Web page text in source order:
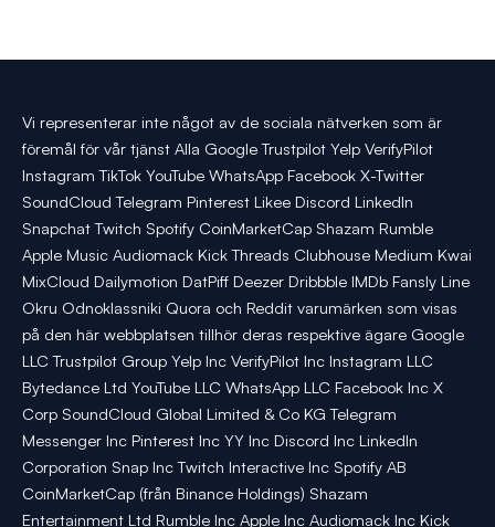
Vi representerar inte något av de sociala nätverken som är
föremål för vår tjänst Alla Google Trustpilot Yelp VerifyPilot
Instagram TikTok YouTube WhatsApp Facebook X-Twitter
SoundCloud Telegram Pinterest Likee Discord LinkedIn
Snapchat Twitch Spotify CoinMarketCap Shazam Rumble
Apple Music Audiomack Kick Threads Clubhouse Medium Kwai
MixCloud Dailymotion DatPiff Deezer Dribbble IMDb Fansly Line
Okru Odnoklassniki Quora och Reddit varumärken som visas
på den här webbplatsen tillhör deras respektive ägare Google
LLC Trustpilot Group Yelp Inc VerifyPilot Inc Instagram LLC
Bytedance Ltd YouTube LLC WhatsApp LLC Facebook Inc X
Corp SoundCloud Global Limited & Co KG Telegram
Messenger Inc Pinterest Inc YY Inc Discord Inc LinkedIn
Corporation Snap Inc Twitch Interactive Inc Spotify AB
CoinMarketCap (från Binance Holdings) Shazam
Entertainment Ltd Rumble Inc Apple Inc Audiomack Inc Kick